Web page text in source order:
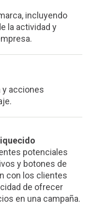
incluyendo
la actividad y
y acciones
potenciales
y botones de
con los clientes
de ofrecer
en una campaña.